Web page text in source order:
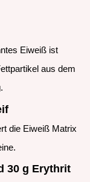
Eiweiß ist
aus dem
die Eiweiß Matrix
30 g Erythrit